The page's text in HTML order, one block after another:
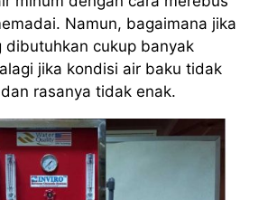
Namun, bagaimana jika
dibutuhkan cukup banyak
jika kondisi air baku tidak
rasanya tidak enak.